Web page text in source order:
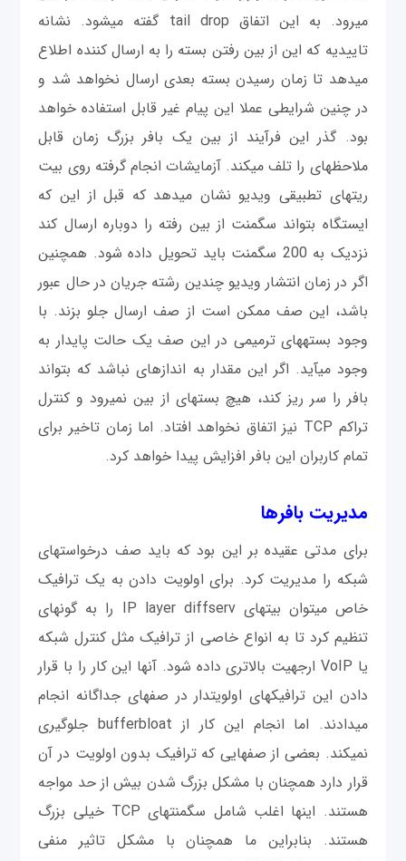
می‎رود. به این اتفاق tail drop گفته می‎شود. نشانه
تاییدیه که این از بین رفتن بسته را به ارسال کننده اطلاع
می‎دهد تا زمان رسیدن بسته بعدی ارسال نخواهد شد و
در چنین شرایطی عملا این پیام غیر قابل استفاده خواهد
بود. گذر این فرآيند از بین یک بافر بزرگ زمان قابل
ملاحظه‎ای را تلف می‎کند. آزمايشات انجام گرفته روی بیت
ریت‎های تطبیقی ویدیو نشان می‎دهد که قبل از این که
ایستگاه بتواند سگمنت از بین رفته را دوباره ارسال کند
نزدیک به 200 سگمنت باید تحویل داده شود. همچنین
اگر در زمان انتشار ویدیو چندین رشته جریان در حال عبور
باشد، این صف ممکن است از صف ارسال جلو بزند. با
وجود بسته‎های ترمیمی‎ در این صف یک حالت پایدار به
وجود می‎آید. اگر این مقدار به اندازه‎ای نباشد که بتواند
بافر را سر ریز کند، هیچ بسته‎ای از بین نمی‎رود و کنترل
تراکم TCP نیز اتفاق نخواهد افتاد. اما زمان تاخیر برای
تمام کاربران این بافر افزایش پیدا خواهد کرد.
مدیریت بافرها
برای مدتی عقیده بر این بود که باید صف درخواست‎های
شبکه را مدیریت کرد. برای اولويت دادن به یک ترافیک
خاص می‎توان بیت‎های IP layer diffserv را به گونه‎ای
تنظیم کرد تا به انواع خاصی از ترافیک مثل کنترل شبکه
یا VoIP ارجهیت بالاتری داده شود. آنها این کار را با قرار
دادن این ترافیک‎های اولويت‎دار در صف‎های جداگانه انجام
می‎دادند. اما انجام این کار از bufferbloat جلوگیری
نمی‎کند. بعضی از صف‎هایی که ترافیک بدون اولويت در آن
قرار دارد همچنان با مشکل بزرگ شدن بیش از حد مواجه
هستند. اینها اغلب شامل سگمنت‎های TCP خیلی بزرگ
هستند. بنابراین ما همچنان با مشکل تاثیر منفی